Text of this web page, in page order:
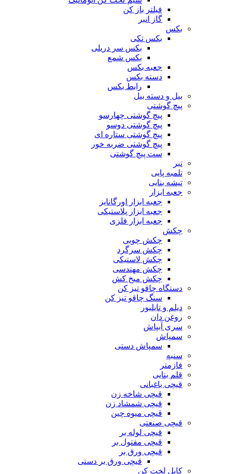
فیلتر باز کن
گاز انبر
بکس
بکس تکی
بکس سر دریلی
بکس شمع
جعبه بکس
دسته بکس
رابط بکس
بیل و دسته بیل
پیچ گوشتی
پیچ گوشتی چهارسو
پیچ گوشتی دوسو
پیچ گوشتی ستاره‌ ای
پیچ گوشتی ضربه خور
ست پیچ گوشتی
تبر
تلمبه پایی
تیشه بنایی
جعبه ابزار
جعبه ابزار اورگانایز
جعبه ابزار پلاستیکی
جعبه ابزار فلزی
چکش
چکش چوبی
چکش سرگرد
چکش لاستیکی
چکش مهندسی
چکش میخ کش
دستگاه چاقو تیز کن
سنگ چاقو تیز کن
دیلم و تایلیور
روغن دان
سری آبپاش
سمپاش
سمپاش دستی
سنبه
فازمتر
قلم بنایی
قیچی باغبانی
قیچی شاخه زن
قیچی شمشاد زن
قیچی میوه چین
قیچی صنعتی
قیچی لوله بر
قیچی مفتول بر
قیچی ورق بر
قیچی ورق بر دستی
کابل لخت کن